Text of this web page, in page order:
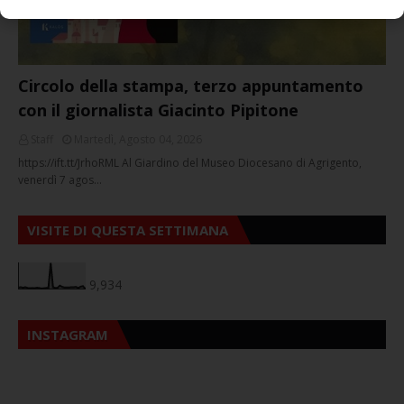
Circolo della stampa, terzo appuntamento
con il giornalista Giacinto Pipitone
https://ift.tt/JrhoRML Al Giardino del Museo Diocesano di Agrigento,
venerdì 7 agos…
VISITE DI QUESTA SETTIMANA
9,934
INSTAGRAM